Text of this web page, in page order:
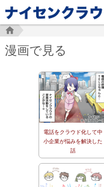
漫画で見る
電話をクラウド化して中
小企業が悩みを解決した
話